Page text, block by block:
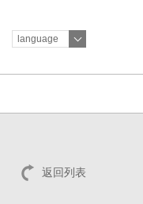
language
返回列表